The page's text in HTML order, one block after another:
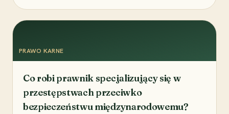
PRAWO KARNE
Co robi prawnik specjalizujący się w
przestępstwach przeciwko
bezpieczeństwu międzynarodowemu?